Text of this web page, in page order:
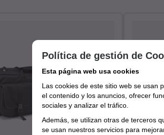
Política de gestión de
Esta página web usa cookies
Las cookies de este sitio web se usan
el contenido y los anuncios, ofrecer
sociales y analizar el tráfico.
Además, se utilizan otras de terceros
se usan nuestros servicios para